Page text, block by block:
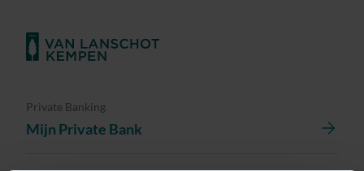
Private Banking
Mijn Private Bank